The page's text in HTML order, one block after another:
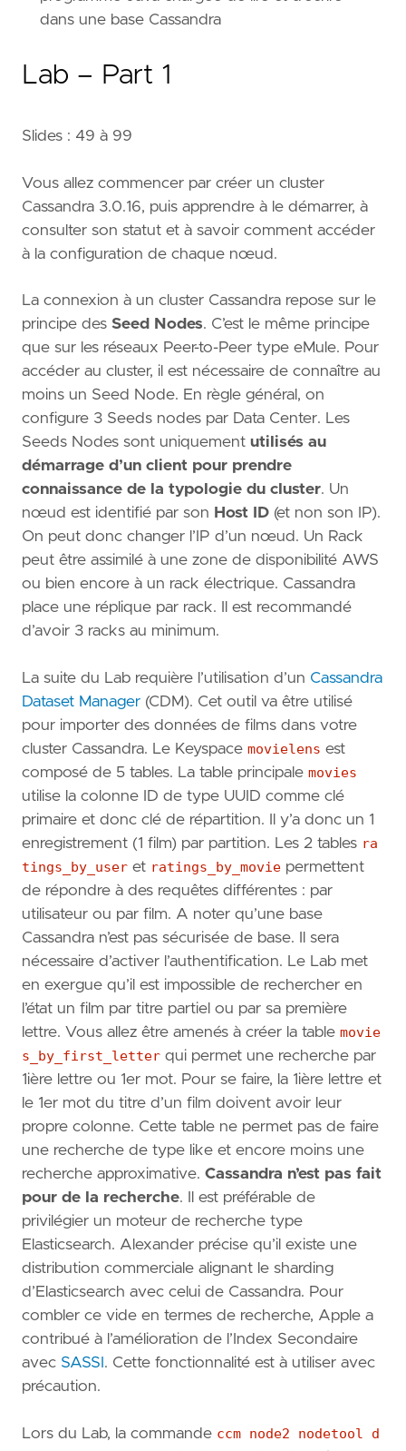
dans une base Cassandra
Lab – Part 1
Slides : 49 à 99
Vous allez commencer par créer un cluster
Cassandra 3.0.16, puis apprendre à le démarrer, à
consulter son statut et à savoir comment accéder
à la configuration de chaque nœud.
La connexion à un cluster Cassandra repose sur le
principe des Seed Nodes. C’est le même principe
que sur les réseaux Peer-to-Peer type eMule. Pour
accéder au cluster, il est nécessaire de connaître au
moins un Seed Node. En règle général, on
configure 3 Seeds nodes par Data Center. Les
Seeds Nodes sont uniquement utilisés au
démarrage d’un client pour prendre
connaissance de la typologie du cluster. Un
nœud est identifié par son Host ID (et non son IP).
On peut donc changer l’IP d’un nœud. Un Rack
peut être assimilé à une zone de disponibilité AWS
ou bien encore à un rack électrique. Cassandra
place une réplique par rack. Il est recommandé
d’avoir 3 racks au minimum.
La suite du Lab requière l’utilisation d’un Cassandra
Dataset Manager (CDM). Cet outil va être utilisé
pour importer des données de films dans votre
cluster Cassandra. Le Keyspace movielens est
composé de 5 tables. La table principale movies
utilise la colonne ID de type UUID comme clé
primaire et donc clé de répartition. Il y’a donc un 1
enregistrement (1 film) par partition. Les 2 tables ra
tings_by_user et ratings_by_movie permettent
de répondre à des requêtes différentes : par
utilisateur ou par film. A noter qu’une base
Cassandra n’est pas sécurisée de base. Il sera
nécessaire d’activer l’authentification. Le Lab met
en exergue qu’il est impossible de rechercher en
l’état un film par titre partiel ou par sa première
lettre. Vous allez être amenés à créer la table movie
s_by_first_letter qui permet une recherche par
1ière lettre ou 1er mot. Pour se faire, la 1ière lettre et
le 1er mot du titre d’un film doivent avoir leur
propre colonne. Cette table ne permet pas de faire
une recherche de type like et encore moins une
recherche approximative. Cassandra n’est pas fait
pour de la recherche. Il est préférable de
privilégier un moteur de recherche type
Elasticsearch. Alexander précise qu’il existe une
distribution commerciale alignant le sharding
d’Elasticsearch avec celui de Cassandra. Pour
combler ce vide en termes de recherche, Apple a
contribué à l’amélioration de l’Index Secondaire
avec SASSI . Cette fonctionnalité est à utiliser avec
précaution.
Lors du Lab, la commande ccm node2 nodetool d